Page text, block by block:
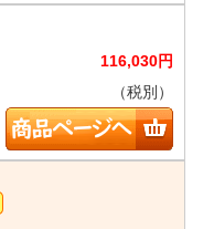
116,030円
（税別）